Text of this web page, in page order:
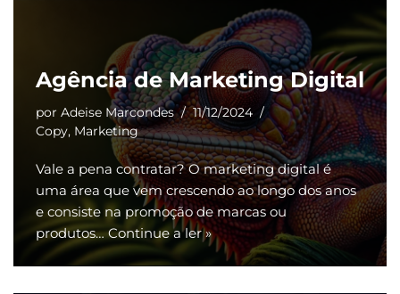
Agência de Marketing Digital
por Adeise Marcondes
11/12/2024
Copy, Marketing
Vale a pena contratar? O marketing digital é
uma área que vem crescendo ao longo dos anos
e consiste na promoção de marcas ou
produtos…Continue a ler »